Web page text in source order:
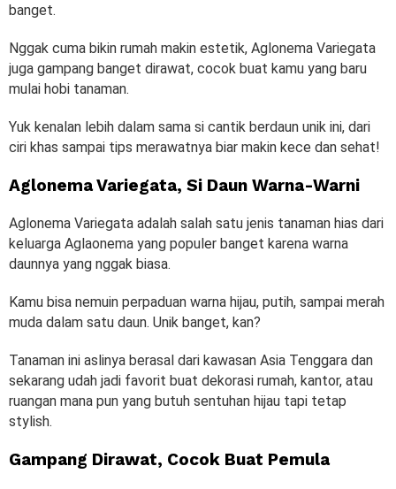
banget.
Nggak cuma bikin rumah makin estetik, Aglonema Variegata
juga gampang banget dirawat, cocok buat kamu yang baru
mulai hobi tanaman.
Yuk kenalan lebih dalam sama si cantik berdaun unik ini, dari
ciri khas sampai tips merawatnya biar makin kece dan sehat!
Aglonema Variegata, Si Daun Warna-Warni
Aglonema Variegata adalah salah satu jenis tanaman hias dari
keluarga Aglaonema yang populer banget karena warna
daunnya yang nggak biasa.
Kamu bisa nemuin perpaduan warna hijau, putih, sampai merah
muda dalam satu daun. Unik banget, kan?
Tanaman ini aslinya berasal dari kawasan Asia Tenggara dan
sekarang udah jadi favorit buat dekorasi rumah, kantor, atau
ruangan mana pun yang butuh sentuhan hijau tapi tetap
stylish.
Gampang Dirawat, Cocok Buat Pemula